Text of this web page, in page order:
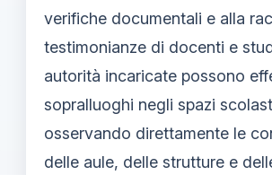
verifiche documentali e alla
testimonianze di docenti e
autorità incaricate possono
sopralluoghi negli spazi
osservando direttamente le
delle aule, delle strutture e